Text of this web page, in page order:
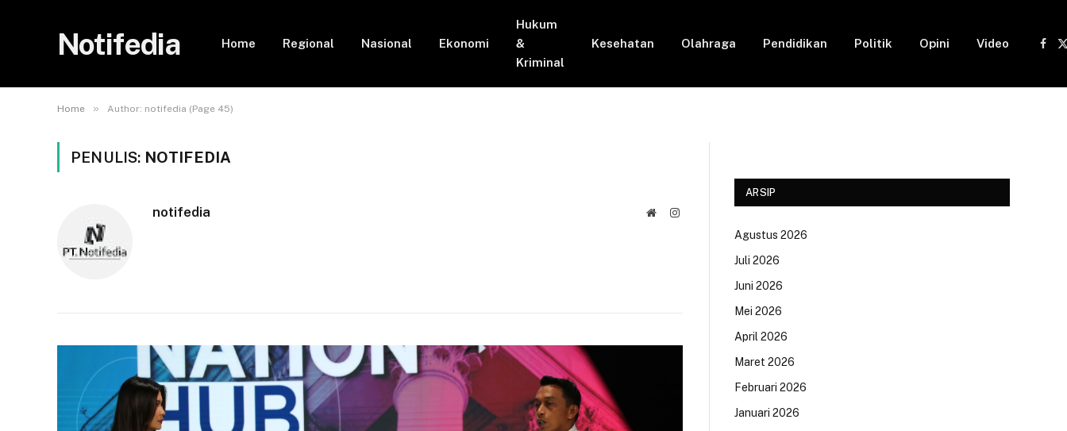
Notifedia Home Regional Nasional Ekonomi
Hukum
&
Kriminal
Kesehatan Olahraga Pendidikan Politik Opini Video
Home » Author: notifedia (Page 45)
PENULIS: NOTIFEDIA
notifedia WebsiteInstagram
ARSIP
Agustus 2026
Juli 2026
Juni 2026
Mei 2026
April 2026
Maret 2026
Februari 2026
Januari 2026